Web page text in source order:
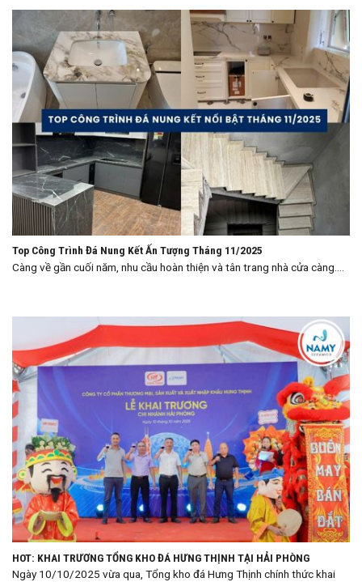
Top Công Trình Đá Nung Kết Ấn Tượng Tháng 11/2025
Càng về gần cuối năm, nhu cầu hoàn thiện và tân trang nhà cửa càng....
HOT: KHAI TRƯƠNG TỔNG KHO ĐÁ HƯNG THỊNH TẠI HẢI PHÒNG
Ngày 10/10/2025 vừa qua, Tổng kho đá Hưng Thịnh chính thức khai